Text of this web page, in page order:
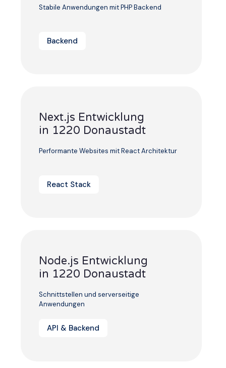
Stabile Anwendungen mit PHP Backend
Backend
Next.js Entwicklung
in 1220 Donaustadt
Performante Websites mit React Architektur
React Stack
Node.js Entwicklung
in 1220 Donaustadt
Schnittstellen und serverseitige
Anwendungen
API & Backend